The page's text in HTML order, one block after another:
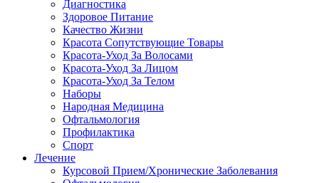
Диагностика
Здоровое Питание
Качество Жизни
Красота Сопутствующие Товары
Красота-Уход За Волосами
Красота-Уход За Лицом
Красота-Уход За Телом
Наборы
Народная Медицина
Офтальмология
Профилактика
Спорт
Лечение
Курсовой Прием/Хронические Заболевания